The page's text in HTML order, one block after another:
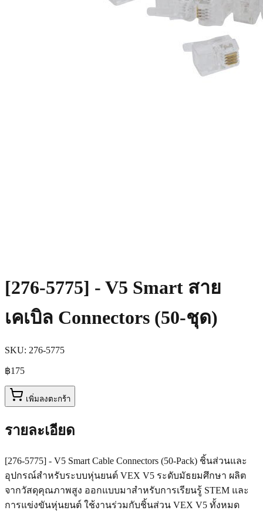
[276-5775] - V5 Smart สาย
เคเบิล Connectors (50-ชุด)
SKU: 276-5775
฿175
เพิ่มลงตะกร้า
รายละเอียด
[276-5775] - V5 Smart Cable Connectors (50-Pack) ชิ้นส่วนและ
อุปกรณ์สำหรับระบบหุ่นยนต์ VEX V5 ระดับมัธยมศึกษา ผลิต
จากวัสดุคุณภาพสูง ออกแบบมาสำหรับการเรียนรู้ STEM และ
การแข่งขันหุ่นยนต์ ใช้งานร่วมกับชิ้นส่วน VEX V5 ทั้งหมด